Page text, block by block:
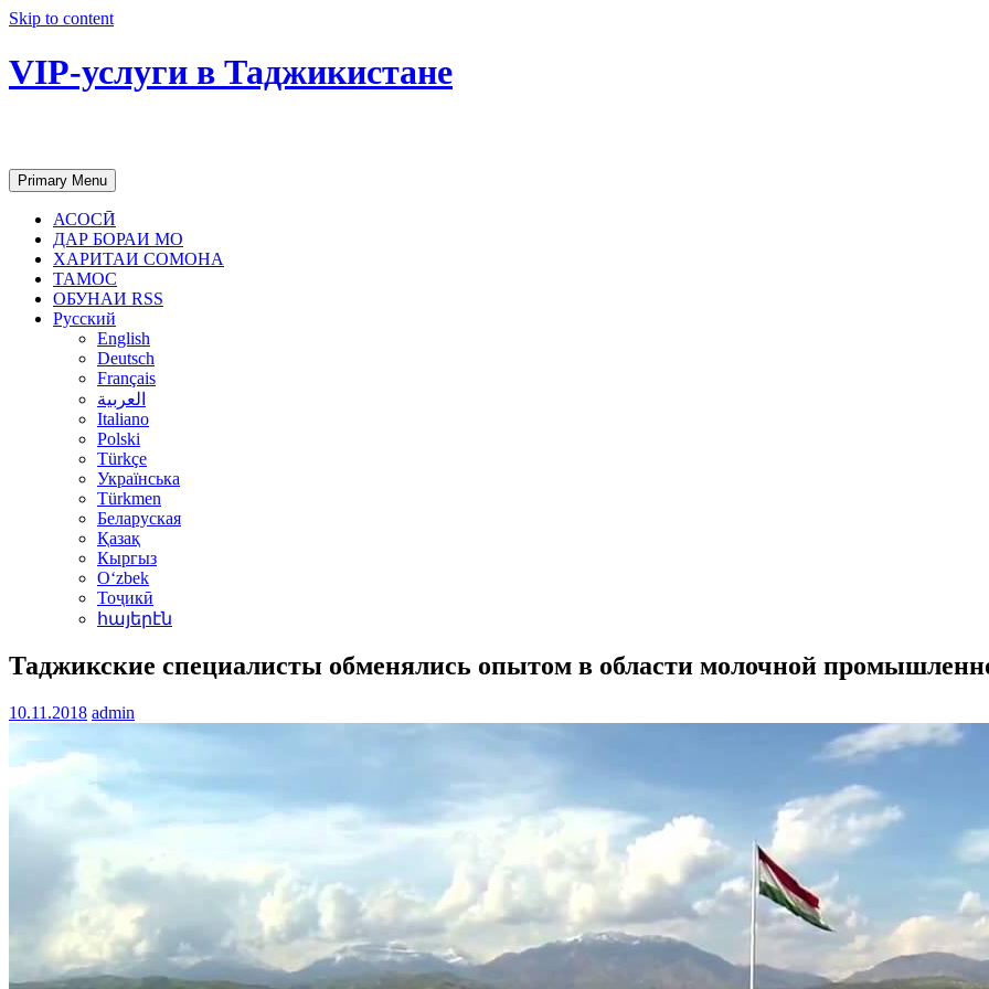
Skip to content
VIP-услуги в Таджикистане
Primary Menu
АСОСӢ
ДАР БОРАИ МО
ХАРИТАИ СОМОНА
ТАМОС
ОБУНАИ RSS
Русский
English
Deutsch
Français
العربية
Italiano
Polski
Türkçe
Українська
Türkmen
Беларуская
Қазақ
Кыргыз
Oʻzbek
Тоҷикӣ
հայերէն
Таджикские специалисты обменялись опытом в области молочной
10.11.2018 admin